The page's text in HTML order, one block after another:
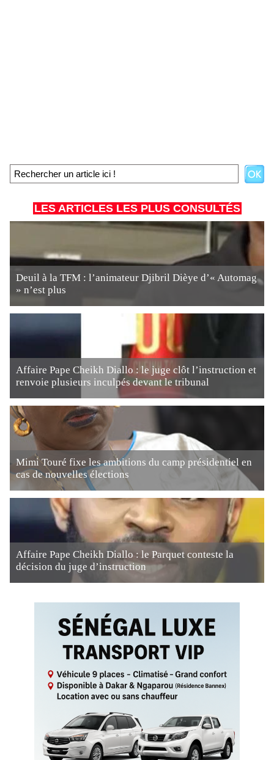
LES ARTICLES LES PLUS CONSULTÉS
Deuil à la TFM : l’animateur Djibril Dièye d’« Automag
» n’est plus
Affaire Pape Cheikh Diallo : le juge clôt l’instruction et
renvoie plusieurs inculpés devant le tribunal
Mimi Touré fixe les ambitions du camp présidentiel en
cas de nouvelles élections
Affaire Pape Cheikh Diallo : le Parquet conteste la
décision du juge d’instruction